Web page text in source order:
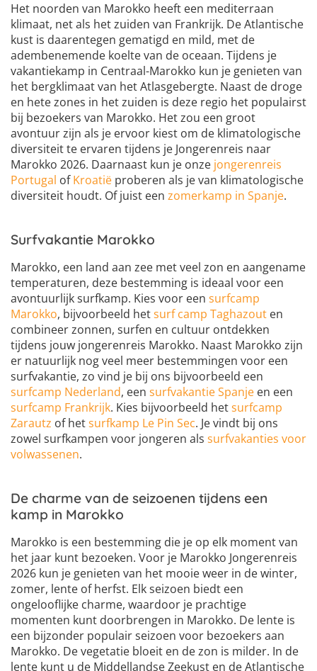
Het noorden van Marokko heeft een mediterraan
klimaat, net als het zuiden van Frankrijk. De Atlantische
kust is daarentegen gematigd en mild, met de
adembenemende koelte van de oceaan. Tijdens je
vakantiekamp in Centraal-Marokko kun je genieten van
het bergklimaat van het Atlasgebergte. Naast de droge
en hete zones in het zuiden is deze regio het populairst
bij bezoekers van Marokko. Het zou een groot
avontuur zijn als je ervoor kiest om de klimatologische
diversiteit te ervaren tijdens je Jongerenreis naar
Marokko 2026. Daarnaast kun je onze jongerenreis
Portugal ofKroatië proberen als je van klimatologische
diversiteit houdt. Of juist een zomerkamp in Spanje.
Surfvakantie Marokko
Marokko, een land aan zee met veel zon en aangename
temperaturen, deze bestemming is ideaal voor een
avontuurlijk surfkamp. Kies voor een surfcamp
Marokko, bijvoorbeeld hetsurf camp Taghazout en
combineer zonnen, surfen en cultuur ontdekken
tijdens jouw jongerenreis Marokko. Naast Marokko zijn
er natuurlijk nog veel meer bestemmingen voor een
surfvakantie, zo vind je bij ons bijvoorbeeld een
surfcamp Nederland, een surfvakantie Spanje en een
surfcamp Frankrijk. Kies bijvoorbeeld hetsurfcamp
Zarautz of hetsurfkamp Le Pin Sec. Je vindt bij ons
zowel surfkampen voor jongeren als surfvakanties voor
volwassenen.
De charme van de seizoenen tijdens een
kamp in Marokko
Marokko is een bestemming die je op elk moment van
het jaar kunt bezoeken. Voor je Marokko Jongerenreis
2026 kun je genieten van het mooie weer in de winter,
zomer, lente of herfst. Elk seizoen biedt een
ongelooflijke charme, waardoor je prachtige
momenten kunt doorbrengen in Marokko. De lente is
een bijzonder populair seizoen voor bezoekers aan
Marokko. De vegetatie bloeit en de zon is milder. In de
lente kunt u de Middellandse Zeekust en de Atlantische